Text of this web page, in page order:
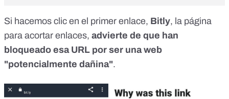
Si hacemos clic en el primer enlace, Bitly, la página
para acortar enlaces, advierte de que han
bloqueado esa URL por ser una web
"potencialmente dañina".